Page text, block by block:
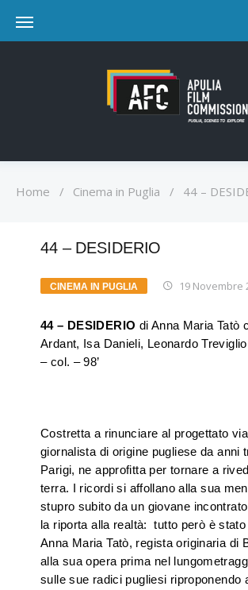
Home / Cinema in Puglia / 44 –
44 – DESIDERIO
CINEMA IN PUGLIA 19 Novembre
44 – DESIDERIO di Anna Maria Tatò
Ardant, Isa Danieli, Leonardo
– col. – 98’
Costretta a rinunciare al progettato
giornalista di origine pugliese da anni
Parigi, ne approfitta per tornare a
terra. I ricordi si affollano alla sua
stupro subito da un giovane
la riporta alla realtà: tutto però è stato
Anna Maria Tatò, regista originaria di
alla sua opera prima nel
sulle sue radici pugliesi riproponendo